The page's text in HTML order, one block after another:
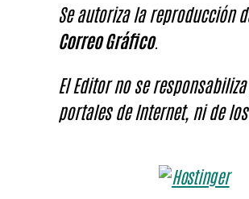
Se autoriza la reproducción
Correo Gráfico.
El Editor no se
portales de Internet, ni de